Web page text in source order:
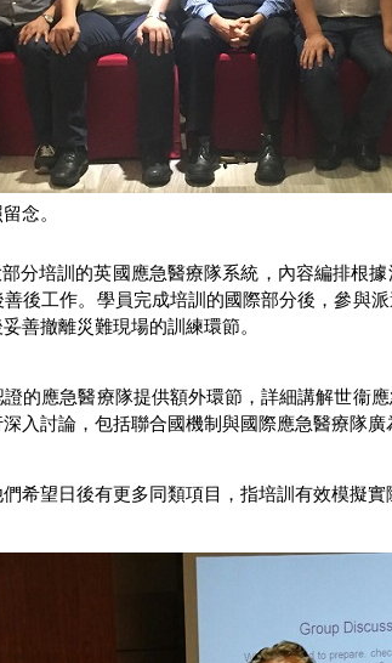
念。
分培訓的英國應急醫療隊系統，內容編排根
後工作。學員完成培訓的國際部分後，參與
善撤離災難現場的訓練環節。
的應急醫療隊提供額外環節，詳細講解世衞
入討論，包括聯合國機制與國際應急醫療隊廣
希望日後有更多同類項目，指培訓有效模擬實